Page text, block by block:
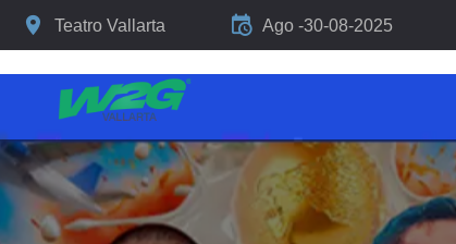
Teatro Vallarta Ago -30-08-2025